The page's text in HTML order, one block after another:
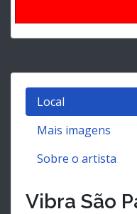
Local
Mais imagens
Sobre o artista
Vibra São